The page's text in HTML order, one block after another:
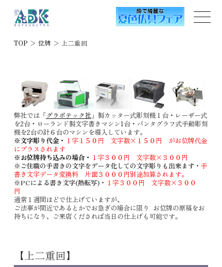
TOP ＞ 位牌 ＞ 上二重回
弊社では「グラボテック社」製カッター式彫刻機１台・レーザー式
を2台・ローランド製文字書きマシン1台・パンタグラフ式手動彫刻
機を2台の計６台のマシンを導入しています。
※文字彫り代金・ １字１５０円 文字数×１５０円 がお位牌代金
にプラスされます
※お位牌持ち込みの場合・ １字３００円 文字数×３００円
※ご住職の手書きの文字をデータ化しての文字彫りも出来ます・ 手
書き文字データ変換料 片面３０００円別途加算されます。
※PCによる書き文字(熱転写)・ １字３００円 文字数×３００
円
通常１週間ほどで仕上げていますが、
ご法事が間近であるとかでお急ぎの場合に限り お位牌の原稿をお
持ちになり、ご来店くだされば当日の仕上げも可能です。
【上二重回】